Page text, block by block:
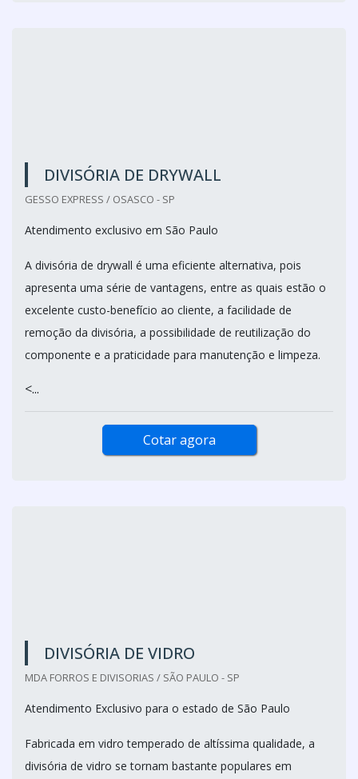
DIVISÓRIA DE DRYWALL
GESSO EXPRESS / OSASCO - SP
Atendimento exclusivo em São Paulo
excelente custo-benefício ao cliente, a facilidade de
remoção da divisória, a possibilidade de reutilização do
DIVISÓRIA DE VIDRO